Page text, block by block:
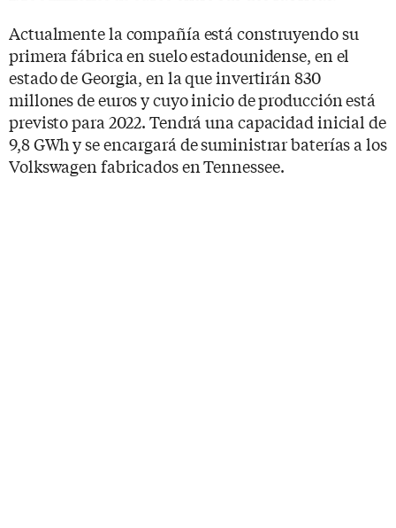
Actualmente la compañía está construyendo su
primera fábrica en suelo estadounidense, en el
estado de Georgia, en la que invertirán 830
millones de euros y cuyo inicio de producción está
previsto para 2022. Tendrá una capacidad inicial de
9,8 GWh y se encargará de suministrar baterías a los
Volkswagen fabricados en Tennessee.